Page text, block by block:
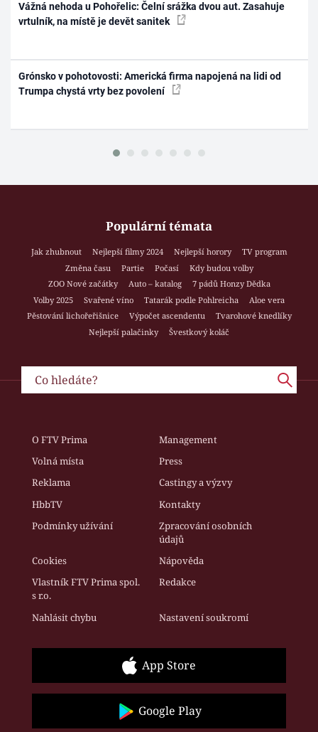
Vážná nehoda u Pohořelic: Čelní srážka dvou aut. Zasahuje
vrtulník, na místě je devět sanitek
Grónsko v pohotovosti: Americká firma napojená na lidi od
Trumpa chystá vrty bez povolení
Populární témata
Jak zhubnout Nejlepší filmy 2024 Nejlepší horory
TV program
Změna času
Partie Počasí
Kdy budou volby
ZOO Nové začátky
Auto – katalog
7 pádů Honzy Dědka
Volby 2025
Svařené víno Tatarák podle Pohlreicha
Aloe vera
Pěstování lichořeřišnice
Výpočet ascendentu
Tvarohové knedlíky
Nejlepší palačinky
Švestkový koláč
O FTV Prima
Management
Volná místa
Press
Reklama
Castingy a výzvy
HbbTV
Kontakty
Podmínky užívání
Zpracování osobních
údajů
Cookies
Nápověda
Vlastník FTV Prima spol.
s r.o.
Redakce
Nahlásit chybu Nastavení soukromí
App Store
Google Play